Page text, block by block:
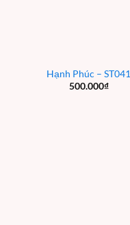
Hạnh Phúc – ST041
500.000₫